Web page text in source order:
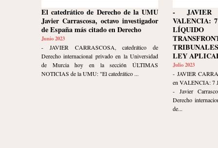
El catedrático de Derecho de la UMU
Javier Carrascosa, octavo investigador
de España más citado en Derecho
Junio 2023
- JAVIER CARRASCOSA, catedrático de
Derecho internacional privado en la Universidad
de Murcia hoy en la sección ÚLTIMAS
NOTICIAS de la UMU: "El catedrático ...
- JAVIER
VALENCIA:
LEY
Julio 2023
- JAVIER
en VALENCIA: 7
- Javier
Derecho
de...